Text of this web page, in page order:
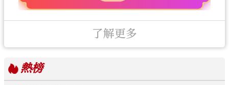
了解更多
熱榜